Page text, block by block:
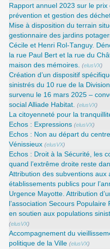
Rapport annuel 2023 sur le
prévention et gestion des
Mise à disposition du terrain
gestionnaire des jardins
Cécile et Henri Rol-Tanguy.
la rue Paul Bert et la rue du
maison des mémoires. (elusVX)
Création d’un dispositif
sinistrés du 10 rue de la
survenu le 16 mars 2025 –
social Alliade Habitat. (elusVX)
La citoyenneté pour la
Echos : Expressions (elusVX)
Echos : Non au départ du
Vénissieux (elusVX)
Echos : Droit à la Sécurité, les
quand l’extrême droite reste
Attribution des subventions aux
établissements publics pour
Urgence Mayotte. Attribution
l’association Secours
en soutien aux populations
(elusVX)
Accompagnement du
politique de la Ville (elusVX)